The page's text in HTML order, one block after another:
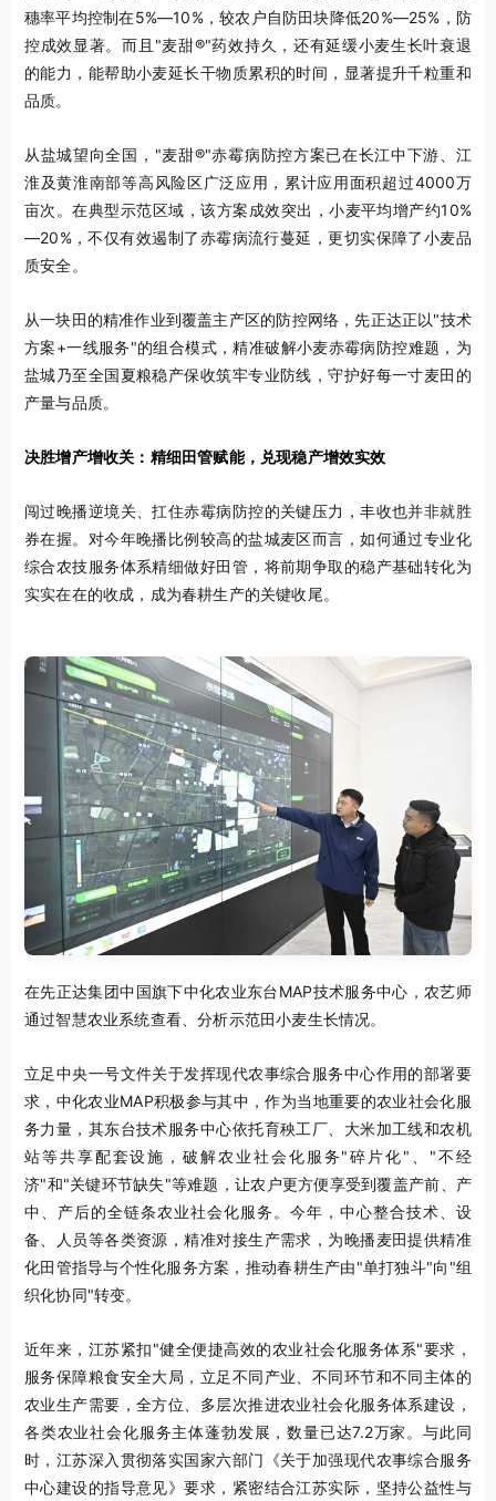
穗率平均控制在5%—10%，较农户自防田块降低20%—25%，防
控成效显著。而且"麦甜®"药效持久，还有延缓小麦生长叶衰退
的能力，能帮助小麦延长干物质累积的时间，显著提升千粒重和
品质。
从盐城望向全国，"麦甜®"赤霉病防控方案已在长江中下游、江
淮及黄淮南部等高风险区广泛应用，累计应用面积超过4000万
亩次。在典型示范区域，该方案成效突出，小麦平均增产约10%
—20%，不仅有效遏制了赤霉病流行蔓延，更切实保障了小麦品
质安全。
从一块田的精准作业到覆盖主产区的防控网络，先正达正以"技术
方案+一线服务"的组合模式，精准破解小麦赤霉病防控难题，为
盐城乃至全国夏粮稳产保收筑牢专业防线，守护好每一寸麦田的
产量与品质。
决胜增产增收关：精细田管赋能，兑现稳产增效实效
闯过晚播逆境关、扛住赤霉病防控的关键压力，丰收也并非就胜
券在握。对今年晚播比例较高的盐城麦区而言，如何通过专业化
综合农技服务体系精细做好田管，将前期争取的稳产基础转化为
实实在在的收成，成为春耕生产的关键收尾。
在先正达集团中国旗下中化农业东台MAP技术服务中心，农艺师
通过智慧农业系统查看、分析示范田小麦生长情况。
立足中央一号文件关于发挥现代农事综合服务中心作用的部署要
求，中化农业MAP积极参与其中，作为当地重要的农业社会化服
务力量，其东台技术服务中心依托育秧工厂、大米加工线和农机
站等共享配套设施，破解农业社会化服务"碎片化"、"不经
济"和"关键环节缺失"等难题，让农户更方便享受到覆盖产前、产
中、产后的全链条农业社会化服务。今年，中心整合技术、设
备、人员等各类资源，精准对接生产需求，为晚播麦田提供精准
化田管指导与个性化服务方案，推动春耕生产由"单打独斗"向"组
织化协同"转变。
近年来，江苏紧扣"健全便捷高效的农业社会化服务体系"要求，
服务保障粮食安全大局，立足不同产业、不同环节和不同主体的
农业生产需要，全方位、多层次推进农业社会化服务体系建设，
各类农业社会化服务主体蓬勃发展，数量已达7.2万家。与此同
时，江苏深入贯彻落实国家六部门《关于加强现代农事综合服务
中心建设的指导意见》要求，紧密结合江苏实际，坚持公益性与